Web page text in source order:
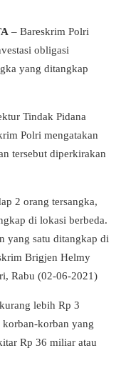
– Bareskrim Polri
obligasi
yang ditangkap
Tindak Pidana
Polri mengatakan
tersebut diperkirakan
2 orang tersangka,
di lokasi berbeda.
yang satu ditangkap di
Brigjen Helmy
Rabu (02-06-2021)
lebih Rp 3
korban yang
Rp 36 miliar atau